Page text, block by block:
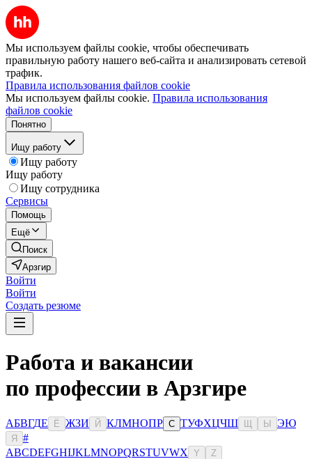
Мы используем файлы cookie, чтобы обеспечивать
правильную работу нашего веб-сайта и анализировать сетевой
трафик.
Правила использования файлов cookie
Мы используем файлы cookie. Правила использования
файлов cookie
Понятно
Ищу работу
Ищу работу
Ищу работу
Ищу сотрудника
Сервисы
Помощь
Ещё
Поиск
Арзгир
Войти
Войти
Создать резюме
Работа и вакансии
по профессии в Арзгире
АБВГДЕ Ё ЖЗИ Й КЛМНОПР С ТУФХЦЧШ Ы ЭЮ
Я
#
ABCDEFGHIJKLMNOPQRSTUVWX Y Z